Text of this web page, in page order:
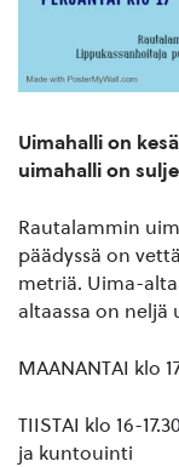
Uimahalli on
uimahalli on
Rautalammin
päädyssä on
metriä. Uima-
altaassa on neljä
MAANANTAI klo
TIISTAI klo 16-
ja kuntouinti